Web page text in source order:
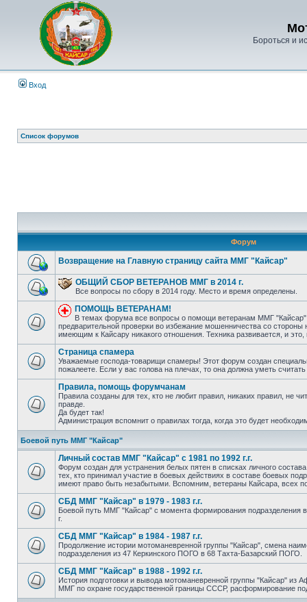
Бороться и
Вход
Список форумов
Форум
Возвращение на Главную страницу сайта ММГ "Кайсар"
ОБЩИЙ СБОР ВЕТЕРАНОВ ММГ в 2014 г.
Все вопросы по сбору в 2014 году. Место и время определены.
ПОМОЩЬ ВЕТЕРАНАМ!
В темах форума все вопросы о помощи ветеранам ММГ
предварительной проверки во избежание мошенничества со
имеющим к Кайсару никакого отношения. Техника развивается, и
Страница спамера
Уважаемые господа-товарищи спамеры! Этот форум создан
пожалеете. Если у вас голова на плечах, то она должна уметь считать
Правила, помощь форумчанам
Правила созданы для тех, кто не любит правил, никаких правил, не
правде.
Да будет так!
Администрация вспомнит о правилах тогда, когда это будет
Боевой путь ММГ "Кайсар"
Личный состав ММГ "Кайсар" с 1981 по 1992 г.г.
Форум создан для устранения белых пятен в списках личного
тех, кто принимал участие в боевых действиях в составе боевых
имеют право быть незабытыми. Вспомним, ветераны Кайсара, всех
СБД ММГ "Кайсар" в 1979 - 1983 г.г.
Боевой путь ММГ "Кайсар" с момента формирования подразделения
г.
СБД ММГ "Кайсар" в 1984 - 1987 г.г.
Продолжение истории мотоманевренной группы "Кайсар", смена
подразделения из 47 Керкинского ПОГО в 68 Тахта-Базарский ПОГО.
СБД ММГ "Кайсар" в 1988 - 1992 г.г.
История подготовки и вывода мотоманевренной группы "Кайсар" из
ММГ по охране государственной границы СССР, расформирование